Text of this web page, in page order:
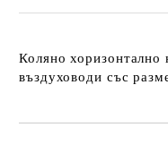
Коляно хоризонтално
въздуховоди със